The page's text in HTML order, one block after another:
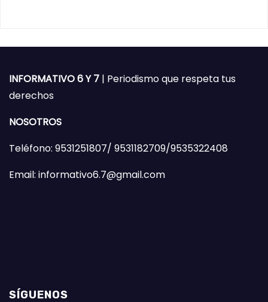
INFORMATIVO 6 Y 7 | Periodismo que respeta tus
derechos
NOSOTROS
Teléfono: 9531251807/ 9531182709/9535322408
Email: informativo6.7@gmail.com
SÍGUENOS